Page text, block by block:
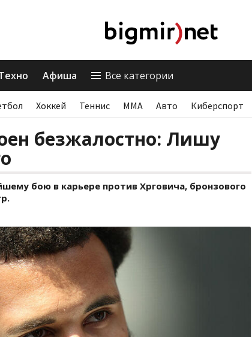
Афиша Все категории
Хоккей Теннис ММА Авто Киберспорт
безжалостно: Лишу
бою в карьере против Хрговича, бронзового